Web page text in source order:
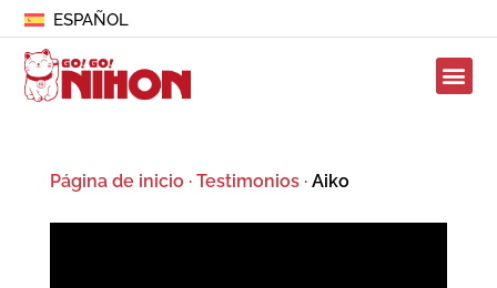
ESPAÑOL
Página de inicio · Testimonios· Aiko